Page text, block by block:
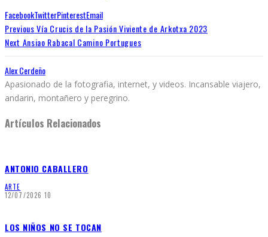
FacebookTwitterPinterestEmail
PreviousVía Crucis de la Pasión Viviente de Arkotxa 2023
Next Ansiao Rabacal Camino Portugues
Alex Cerdeño
Apasionado de la fotografia, internet, y videos. Incansable viajero,
andarin, montañero y peregrino.
Artículos Relacionados
ANTONIO CABALLERO
ARTE
12/07/2026 10
LOS NIÑOS NO SE TOCAN